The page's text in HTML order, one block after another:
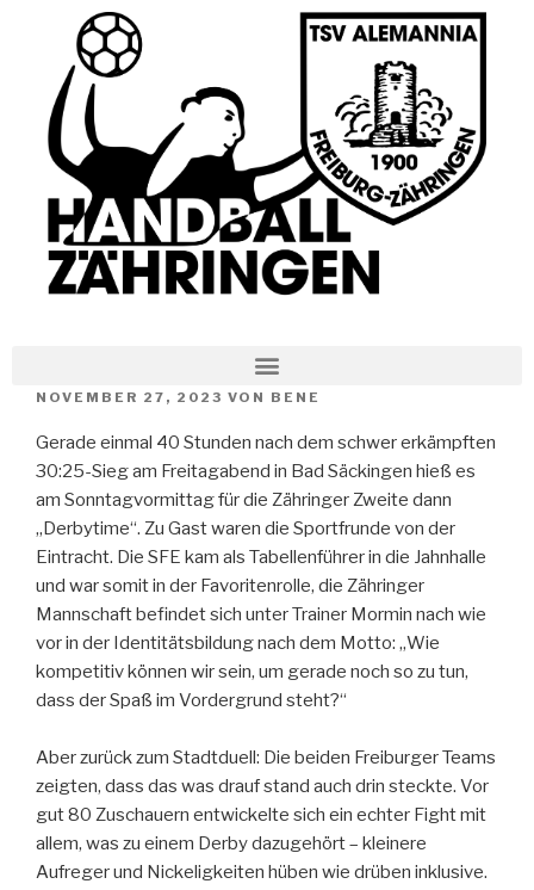
NOVEMBER 27, 2023 VON BENE
Gerade einmal 40 Stunden nach dem schwer erkämpften
30:25-Sieg am Freitagabend in Bad Säckingen hieß es
am Sonntagvormittag für die Zähringer Zweite dann
„Derbytime“. Zu Gast waren die Sportfrunde von der
Eintracht. Die SFE kam als Tabellenführer in die Jahnhalle
und war somit in der Favoritenrolle, die Zähringer
Mannschaft befindet sich unter Trainer Mormin nach wie
vor in der Identitätsbildung nach dem Motto: „Wie
kompetitiv können wir sein, um gerade noch so zu tun,
dass der Spaß im Vordergrund steht?“
Aber zurück zum Stadtduell: Die beiden Freiburger Teams
zeigten, dass das was drauf stand auch drin steckte. Vor
gut 80 Zuschauern entwickelte sich ein echter Fight mit
allem, was zu einem Derby dazugehört – kleinere
Aufreger und Nickeligkeiten hüben wie drüben inklusive.